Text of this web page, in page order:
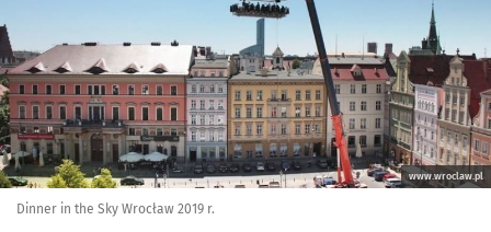
www.wroclaw.pl
Dinner in the Sky Wrocław 2019 r.